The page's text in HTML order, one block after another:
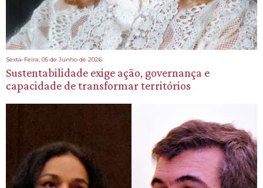
Sexta-Feira, 05 de Junho de 2026
Sustentabilidade exige ação, governança e
capacidade de transformar territórios